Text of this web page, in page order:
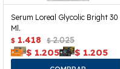
Serum Loreal Glycolic Bright 30
Ml.
$ 1.418 $ 2.025
$ 1.205 $ 1.205